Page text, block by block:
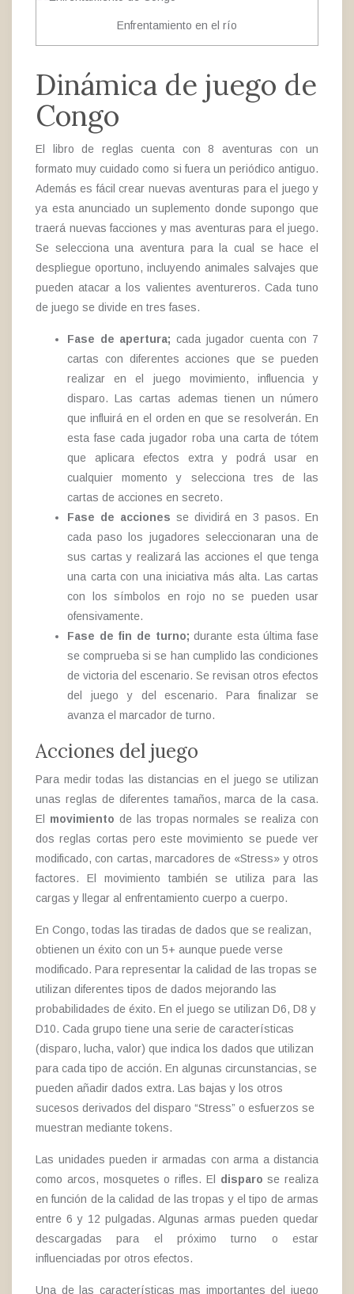
Enfrentamiento en el río
Dinámica de juego de
Congo
El libro de reglas cuenta con 8 aventuras con un
formato muy cuidado como si fuera un periódico antiguo.
Además es fácil crear nuevas aventuras para el juego y
ya esta anunciado un suplemento donde supongo que
traerá nuevas facciones y mas aventuras para el juego.
Se selecciona una aventura para la cual se hace el
despliegue oportuno, incluyendo animales salvajes que
pueden atacar a los valientes aventureros. Cada tuno
de juego se divide en tres fases.
Fase de apertura;cada jugador cuenta con 7
cartas con diferentes acciones que se pueden
realizar en el juego movimiento, influencia y
disparo. Las cartas ademas tienen un número
que influirá en el orden en que se resolverán. En
esta fase cada jugador roba una carta de tótem
que aplicara efectos extra y podrá usar en
cualquier momento y selecciona tres de las
cartas de acciones en secreto.
Fase de acciones se dividirá en 3 pasos. En
cada paso los jugadores seleccionaran una de
sus cartas y realizará las acciones el que tenga
una carta con una iniciativa más alta. Las cartas
con los símbolos en rojo no se pueden usar
ofensivamente.
Fase de fin de turno; durante esta última fase
se comprueba si se han cumplido las condiciones
de victoria del escenario. Se revisan otros efectos
del juego y del escenario. Para finalizar se
avanza el marcador de turno.
Acciones del juego
Para medir todas las distancias en el juego se utilizan
unas reglas de diferentes tamaños, marca de la casa.
El movimiento de las tropas normales se realiza con
dos reglas cortas pero este movimiento se puede ver
modificado, con cartas, marcadores de «Stress» y otros
factores. El movimiento también se utiliza para las
cargas y llegar al enfrentamiento cuerpo a cuerpo.
En Congo, todas las tiradas de dados que se realizan,
obtienen un éxito con un 5+ aunque puede verse
modificado. Para representar la calidad de las tropas se
utilizan diferentes tipos de dados mejorando las
probabilidades de éxito. En el juego se utilizan D6, D8 y
D10. Cada grupo tiene una serie de características
(disparo, lucha, valor) que indica los dados que utilizan
para cada tipo de acción. En algunas circunstancias, se
pueden añadir dados extra. Las bajas y los otros
sucesos derivados del disparo “Stress” o esfuerzos se
muestran mediante tokens.
Las unidades pueden ir armadas con arma a distancia
como arcos, mosquetes o rifles. El disparo se realiza
en función de la calidad de las tropas y el tipo de armas
entre 6 y 12 pulgadas. Algunas armas pueden quedar
descargadas para el próximo turno o estar
influenciadas por otros efectos.
Una de las características mas importantes del juego